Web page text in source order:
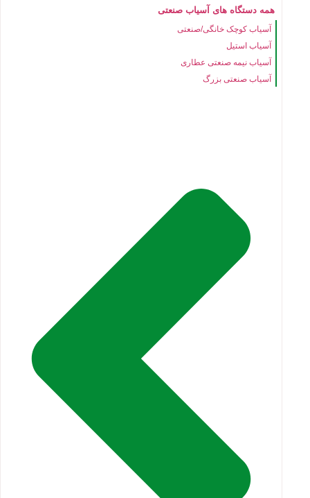
همه دستگاه های آسیاب صنعتی
آسیاب کوچک خانگی/صنعتی
آسیاب استیل
آسیاب نیمه صنعتی عطاری
آسیاب صنعتی بزرگ